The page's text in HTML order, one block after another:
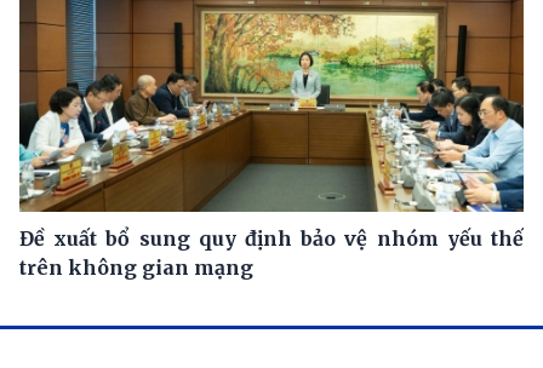
Đề xuất bổ sung quy định bảo vệ nhóm yếu thế
trên không gian mạng